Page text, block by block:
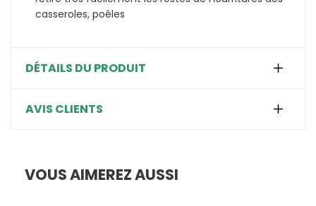
casseroles, poêles
DÉTAILS DU PRODUIT
AVIS CLIENTS
VOUS AIMEREZ AUSSI